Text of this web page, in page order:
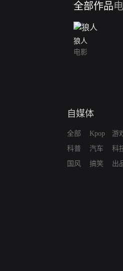
全部作品
狼人
电影
自媒体
全部
科普
国风
Kpop
汽车
搞笑
游
科
出